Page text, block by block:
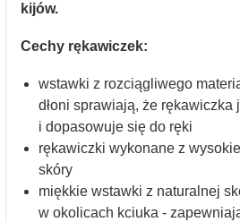
kijów.
Cechy rękawiczek:
wstawki z rozciągliwego
dłoni sprawiają, że rękawiczka
i dopasowuje się do ręki
rękawiczki wykonane z
skóry
miękkie wstawki z naturalnej
w okolicach kciuka -